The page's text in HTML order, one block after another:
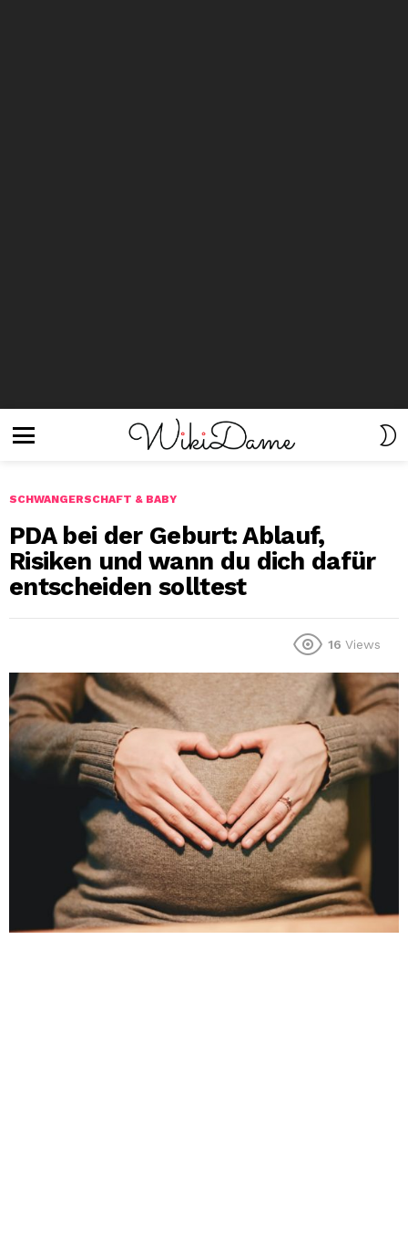
SCHWANGERSCHAFT & BABY
PDA bei der Geburt: Ablauf,
Risiken und wann du dich dafür
entscheiden solltest
16 Views